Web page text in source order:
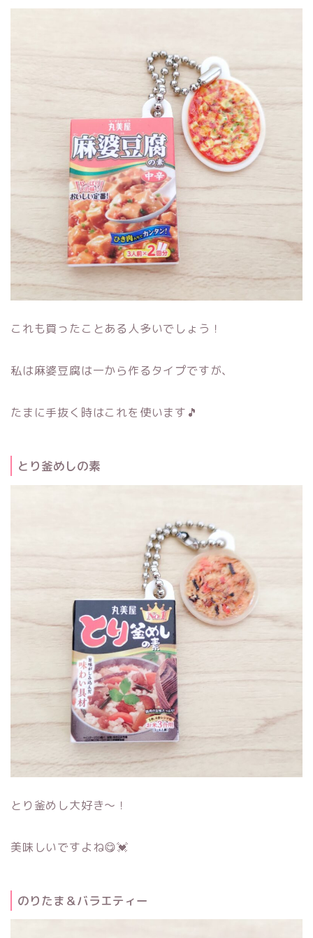
これも買ったことある人多いでしょう！
私は麻婆豆腐は一から作るタイプですが、
たまに手抜く時はこれを使います🎵
とり釜めしの素
とり釜めし大好き～！
美味しいですよね😋💓
のりたま＆バラエティー